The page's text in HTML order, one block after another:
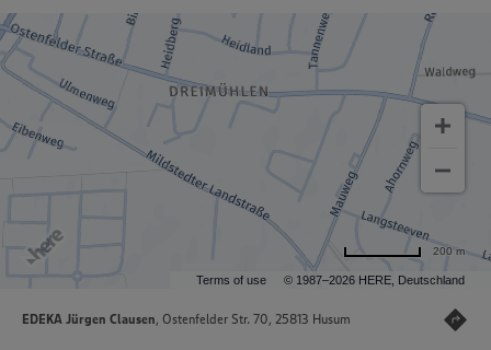
Terms of use © 1987–2026 HERE, Deutschland
200 m
EDEKA Jürgen Clausen, Ostenfelder Str. 70, 25813 Husum